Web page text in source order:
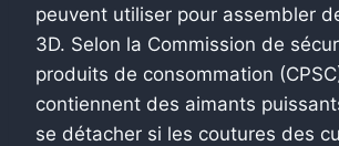
peuvent utiliser pour assembler
3D. Selon la Commission de
produits de consommation
contiennent des aimants
se détacher si les coutures des